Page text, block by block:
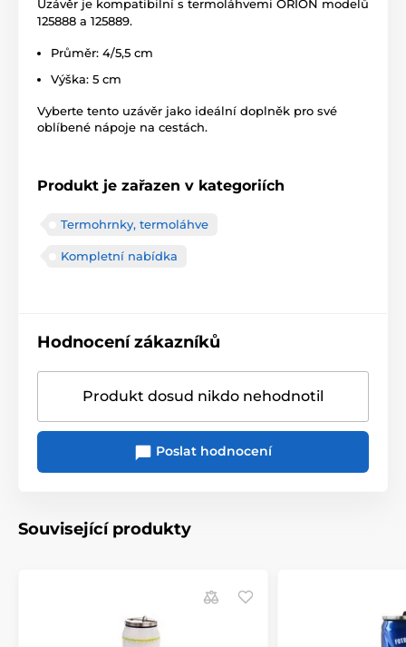
Uzávěr je kompatibilní s termoláhvemi ORION modelů
125888 a 125889.
Průměr: 4/5,5 cm
Výška: 5 cm
Vyberte tento uzávěr jako ideální doplněk pro své
oblíbené nápoje na cestách.
Produkt je zařazen v kategoriích
Termohrnky, termoláhve
Kompletní nabídka
Hodnocení zákazníků
Produkt dosud nikdo nehodnotil
Poslat hodnocení
Související produkty